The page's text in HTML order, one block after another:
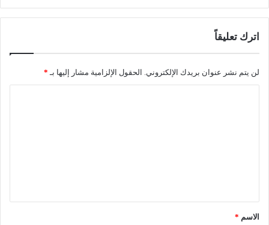
اترك تعليقاً
لن يتم نشر عنوان بريدك الإلكتروني. الحقول الإلزامية مشار إليها بـ *
ق
*الاسم *